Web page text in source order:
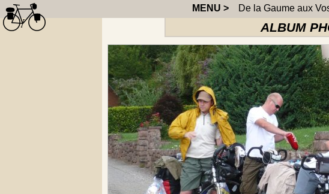
MENU >De la Gaume aux
ALBUM